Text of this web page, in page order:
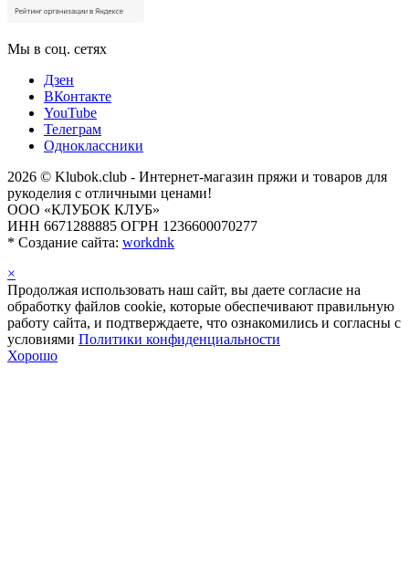
Мы в соц. сетях
Дзен
ВКонтакте
YouTube
Телеграм
Одноклассники
2026 © Klubok.club - Интернет-магазин пряжи и товаров для
рукоделия с отличными ценами!
ООО «КЛУБОК КЛУБ»
ИНН 6671288885 ОГРН 1236600070277
* Создание сайта: workdnk
×
Продолжая использовать наш сайт, вы даете согласие на
обработку файлов cookie, которые обеспечивают правильную
работу сайта, и подтверждаете, что ознакомились и согласны с
условиями Политики конфиденциальности
Хорошо